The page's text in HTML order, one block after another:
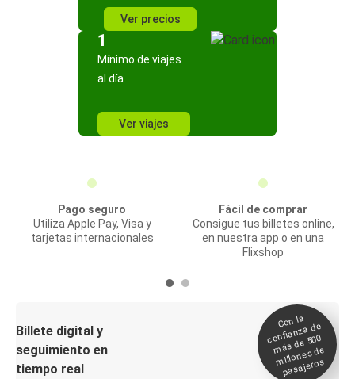
Ver precios
1
Mínimo de viajes
al día
Ver viajes
Pago seguro
Utiliza Apple Pay, Visa y
tarjetas internacionales
Fácil de comprar
Consigue tus billetes online,
en nuestra app o en una
Flixshop
Billete digital y
seguimiento en
tiempo real
Con la
confianza de
más de 500
millones de
pasajeros